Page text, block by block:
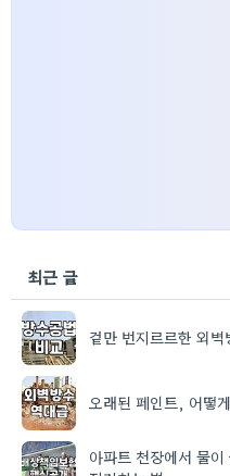
최근 글
겉만 번지르르한 외
오래된 페인트, 어떻
아파트 천장에서 물